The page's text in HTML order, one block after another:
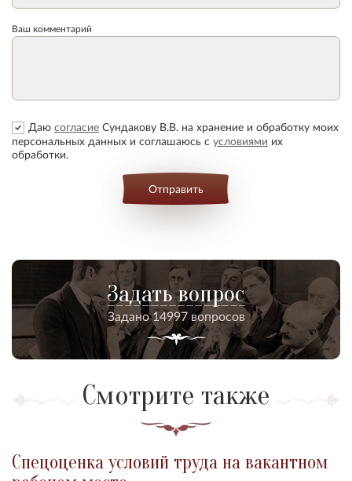
Ваш комментарий
Даю согласие Сундакову В.В. на хранение и обработку моих
персональных данных и соглашаюсь с условиями их
обработки.
Отправить
Задать вопрос
Задано 14997 вопросов
Смотрите также
Спецоценка условий труда на вакантном